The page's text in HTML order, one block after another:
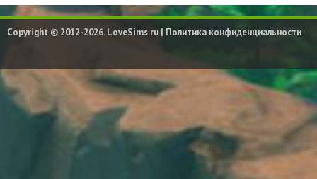
Copyright © 2012-2026. LoveSims.ru | Политика конфиденциальности